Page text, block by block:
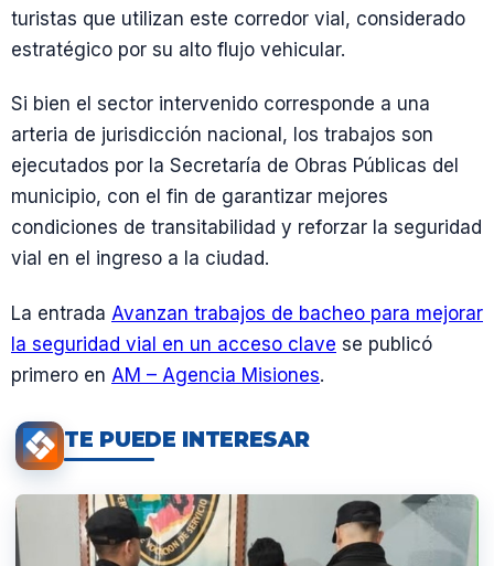
turistas que utilizan este corredor vial, considerado
estratégico por su alto flujo vehicular.
Si bien el sector intervenido corresponde a una
arteria de jurisdicción nacional, los trabajos son
ejecutados por la Secretaría de Obras Públicas del
municipio, con el fin de garantizar mejores
condiciones de transitabilidad y reforzar la seguridad
vial en el ingreso a la ciudad.
La entrada Avanzan trabajos de bacheo para mejorar
la seguridad vial en un acceso clave se publicó
primero en AM – Agencia Misiones.
TE PUEDE INTERESAR